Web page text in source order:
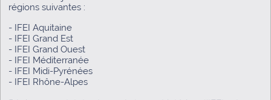
régions suivantes :
- IFEIAquitaine
- IFEI Grand Est
- IFEI Grand Ouest
- IFEI Méditerranée
- IFEI Midi-Pyrénées
- IFEI Rhône-Alpes